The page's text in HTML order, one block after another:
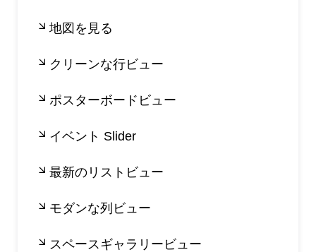
地図を見る
クリーンな行ビュー
ポスターボードビュー
イベント Slider
最新のリストビュー
モダンな列ビュー
スペースギャラリービュー